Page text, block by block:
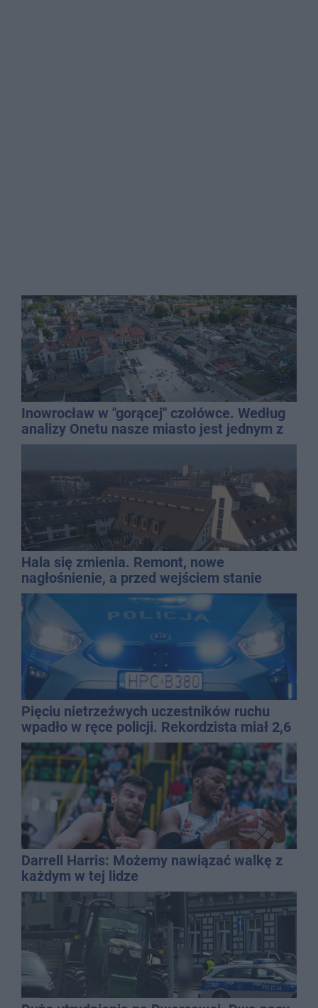
Inowrocław w "gorącej" czołówce. Według
analizy Onetu nasze miasto jest jednym z
najbardziej narażonych na upały
Hala się zmienia. Remont, nowe
nagłośnienie, a przed wejściem stanie
QEMETICA ARENA
Pięciu nietrzeźwych uczestników ruchu
wpadło w ręce policji. Rekordzista miał 2,6
promila
Darrell Harris: Możemy nawiązać walkę z
każdym w tej lidze